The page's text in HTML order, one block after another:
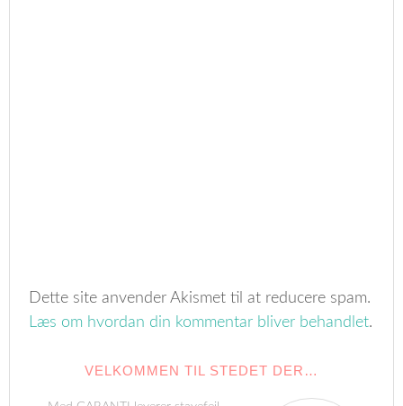
Dette site anvender Akismet til at reducere spam.
Læs om hvordan din kommentar bliver behandlet.
VELKOMMEN TIL STEDET DER…